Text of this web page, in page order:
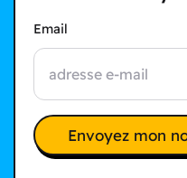
Email
Envoyez mon